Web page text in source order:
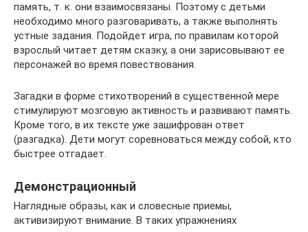
память, т. к. они взаимосвязаны. Поэтому с детьми
необходимо много разговаривать, а также выполнять
устные задания. Подойдет игра, по правилам которой
взрослый читает детям сказку, а они зарисовывают ее
персонажей во время повествования.
Загадки в форме стихотворений в существенной мере
стимулируют мозговую активность и развивают память.
Кроме того, в их тексте уже зашифрован ответ
(разгадка). Дети могут соревноваться между собой, кто
быстрее отгадает.
Демонстрационный
Наглядные образы, как и словесные приемы,
активизируют внимание. В таких упражнениях